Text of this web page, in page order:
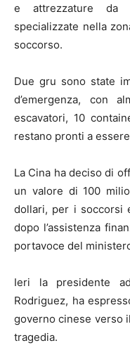
e attrezzature da
specializzate nella
soccorso.
Due gru sono state
d’emergenza, con
escavatori, 10
restano pronti a
La Cina ha deciso di
un valore di 100
dollari, per i soccorsi
dopo l’assistenza
portavoce del
Ieri la presidente
Rodriguez, ha
governo cinese verso
tragedia.